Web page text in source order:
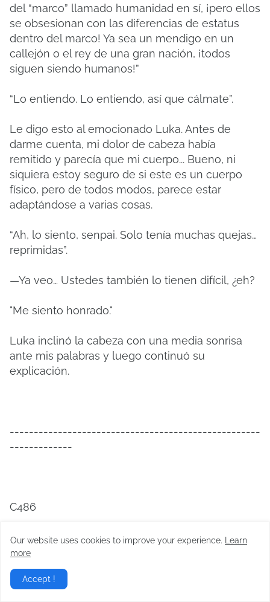
del “marco” llamado humanidad en sí, ¡pero ellos
se obsesionan con las diferencias de estatus
dentro del marco! Ya sea un mendigo en un
callejón o el rey de una gran nación, ¡todos
siguen siendo humanos!”
“Lo entiendo. Lo entiendo, así que cálmate”.
Le digo esto al emocionado Luka. Antes de
darme cuenta, mi dolor de cabeza había
remitido y parecía que mi cuerpo... Bueno, ni
siquiera estoy seguro de si este es un cuerpo
físico, pero de todos modos, parece estar
adaptándose a varias cosas.
“Ah, lo siento, senpai. Solo tenía muchas quejas…
reprimidas”.
—Ya veo… Ustedes también lo tienen difícil, ¿eh?
"Me siento honrado."
Luka inclinó la cabeza con una media sonrisa
ante mis palabras y luego continuó su
explicación.
----------------------------------------------------
-------------
C486
—Sabes, senpai, después de todo eres muy
amable. Incluso ahora, eres considerado con
alguien como yo.
Our website uses cookies to improve your experience.
Learn
more
Accept !